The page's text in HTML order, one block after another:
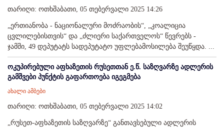
თარიღი: ოთხშაბათი, 05 თებერვალი 2025 14:26
„ერთიანობა - ნაციონალური მოძრაობის“, „კოალიცია
ცვლილებისთვის“ და „ძლიერი საქართველოს“ წევრებს -
ჯამში, 49 დეპუტატს სადეპუტატო უფლებამოსილება შეუწყდა. ...
ოკუპირებული აფხაზეთის რუსეთთან ე.წ. საზღვარზე ადლერის
გამშვები პუნქტის გაფართოება იგეგმება
ახალი ამბები
თარიღი: ოთხშაბათი, 05 თებერვალი 2025 14:02
„რუსეთ-აფხაზეთის საზღვარზე“ განთავსებული ადლერის